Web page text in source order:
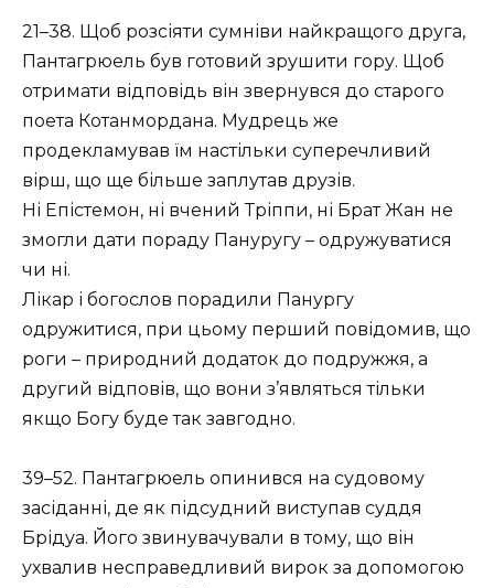
21–38. Щоб розсіяти сумніви найкращого друга,
Пантагрюель був готовий зрушити гору. Щоб
отримати відповідь він звернувся до старого
поета Котанмордана. Мудрець же
продекламував їм настільки суперечливий
вірш, що ще більше заплутав друзів.
Ні Епістемон, ні вчений Тріппи, ні Брат Жан не
змогли дати пораду Пануругу – одружуватися
чи ні.
Лікар і богослов порадили Панургу
одружитися, при цьому перший повідомив, що
роги – природний додаток до подружжя, а
другий відповів, що вони з’являться тільки
якщо Богу буде так завгодно.
39–52. Пантагрюель опинився на судовому
засіданні, де як підсудний виступав суддя
Брідуа. Його звинувачували в тому, що він
ухвалив несправедливий вирок за допомогою